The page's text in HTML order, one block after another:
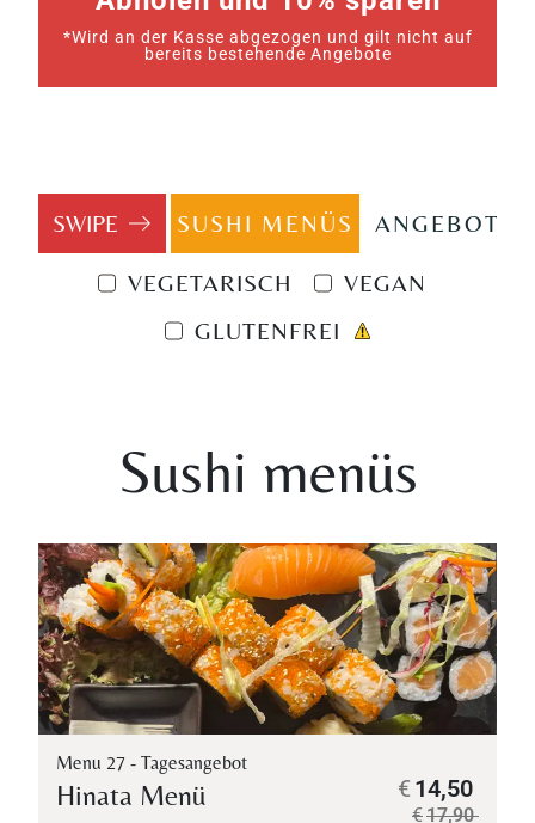
*Wird an der Kasse abgezogen und gilt nicht auf
bereits bestehende Angebote
SUSHI MENÜS ANGEBOTE
VEGETARISCH
VEGAN
GLUTENFREI
Sushi menüs
Menu 27 - Tagesangebot
Hinata Menü
17,90
€
14,50
€